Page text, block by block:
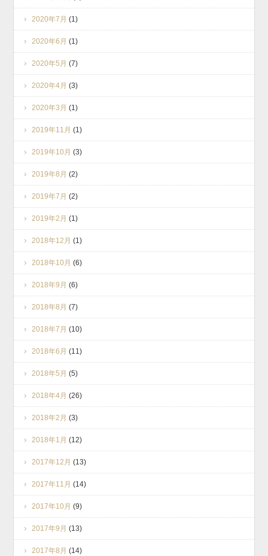
2020年7月 (1)
2020年6月 (1)
2020年5月 (7)
2020年4月 (3)
2020年3月 (1)
2019年11月 (1)
2019年10月 (3)
2019年8月 (2)
2019年7月 (2)
2019年2月 (1)
2018年12月 (1)
2018年10月 (6)
2018年9月 (6)
2018年8月 (7)
2018年7月 (10)
2018年6月 (11)
2018年5月 (5)
2018年4月 (26)
2018年2月 (3)
2018年1月 (12)
2017年12月 (13)
2017年11月 (14)
2017年10月 (9)
2017年9月 (13)
2017年8月 (14)